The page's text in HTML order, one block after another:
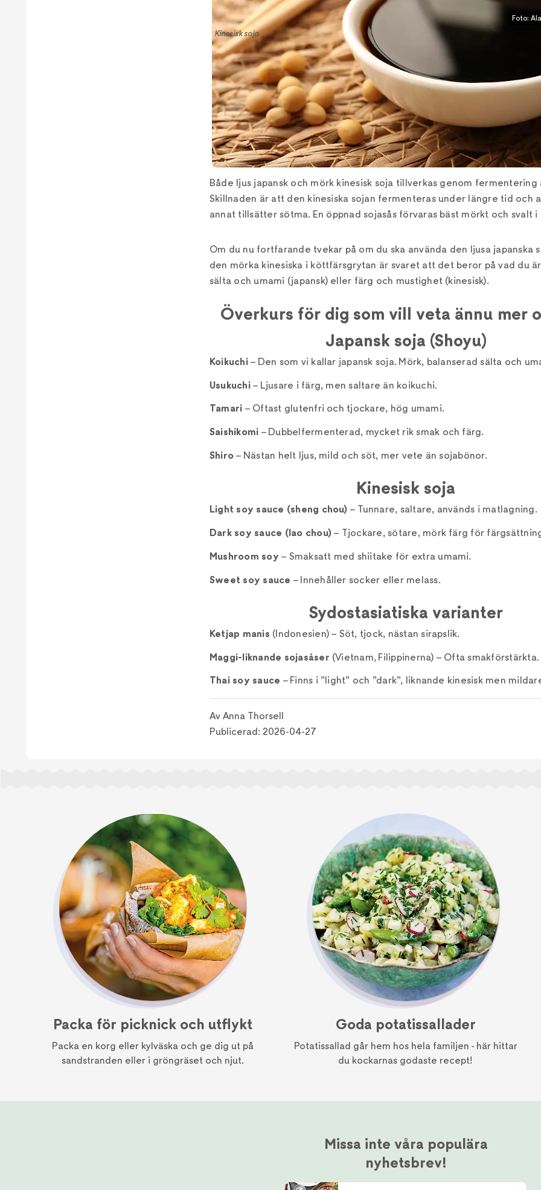
Kinesisk soja
Foto:
Både ljus japansk och mörk kinesisk soja tillverkas genom fermentering
Skillnaden är att den kinesiska sojan fermenteras under längre tid och
annat tillsätter sötma. En öppnad sojasås förvaras bäst mörkt och svalt
Om du nu fortfarande tvekar på om du ska använda den ljusa japanska
den mörka kinesiska i köttfärsgrytan är svaret att det beror på vad du
sälta och umami (japansk) eller färg och mustighet (kinesisk).
Överkurs för dig som vill veta ännu mer
Japansk soja (Shoyu)
Koikuchi– Den som vi kallar japansk soja. Mörk, balanserad sälta och
Usukuchi– Ljusare i färg, men saltare än koikuchi.
Tamari – Oftast glutenfri och tjockare, hög umami.
Saishikomi – Dubbelfermenterad, mycket rik smak och färg.
Shiro – Nästan helt ljus, mild och söt, mer vete än sojabönor.
Kinesisk soja
Light soy sauce (sheng chou) – Tunnare, saltare, används i matlagning.
Dark soy sauce (lao chou) – Tjockare, sötare, mörk färg för
Mushroom soy – Smaksatt med shiitake för extra umami.
Sweet soy sauce – Innehåller socker eller melass.
Sydostasiatiska varianter
Ketjap manis (Indonesien) – Söt, tjock, nästan sirapslik.
Maggi-liknande sojasåser (Vietnam, Filippinerna) – Ofta smakförstärkta.
Thai soy sauce – Finns i ”light” och ”dark”, liknande kinesisk men
Av Anna Thorsell
Publicerad: 2026-04-27
Packa för picknick och utflykt
Packa en korg eller kylväska och ge dig ut på
sandstranden eller i gröngräset och njut.
Goda potatissallader
Potatissallad går hem hos hela familjen - här hittar
du kockarnas godaste recept!
Missa inte våra populära
nyhetsbrev!